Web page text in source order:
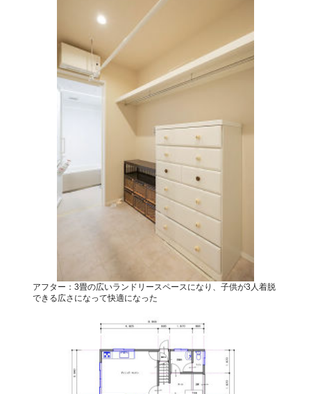
アフター：3畳の広いランドリースペースになり、子供が3人着脱
できる広さになって快適になった